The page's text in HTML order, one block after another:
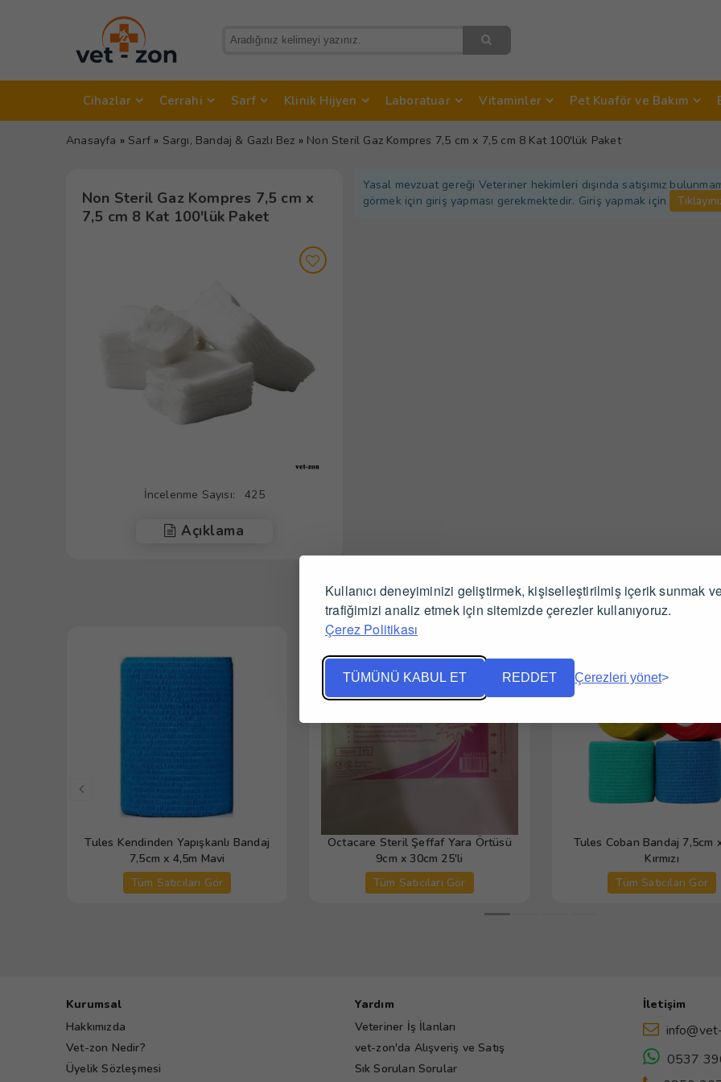
Kullanıcı deneyiminizi geliştirmek, kişiselleştirilmiş içerik sunmak
trafiğimizi analiz etmek için sitemizde çerezler kullanıyoruz.
Çerez Politikası
TÜMÜNÜ KABUL ET REDDET Çerezleri yönet
Cihazlar Cerrahi Sarf Klinik Hijyen Laboratuar Vitaminler Pet Kuaför ve Bakım
Anasayfa » Sarf » Sargı, Bandaj & Gazlı Bez » Non Steril Gaz Kompres 7,5 cm x 7,5 cm 8 Kat 100'lük Paket
Non Steril Gaz Kompres 7,5 cm x
7,5 cm 8 Kat 100'lük Paket
İncelenme Sayısı: 425
Açıklama
Yasal mevzuat gereği Veteriner hekimleri dışında satışımız
görmek için giriş yapması gerekmektedir. Giriş yapmak için
İlgili Ürünler
Tules Kendinden Yapışkanlı Bandaj
7,5cm x 4,5m Mavi
Tüm Satıcıları Gör
Octacare Steril Şeffaf Yara Örtüsü
9cm x 30cm 25'li
Tüm Satıcıları Gör
Tules Coban Bandaj 7,5cm
Kırmızı
Tüm Satıcıları Gör
Kurumsal
Hakkımızda
Vet-zon Nedir?
Üyelik Sözleşmesi
Yardım
Veteriner İş İlanları
vet-zon'da Alışveriş ve Satış
Sık Sorulan Sorular
İletişim
0537